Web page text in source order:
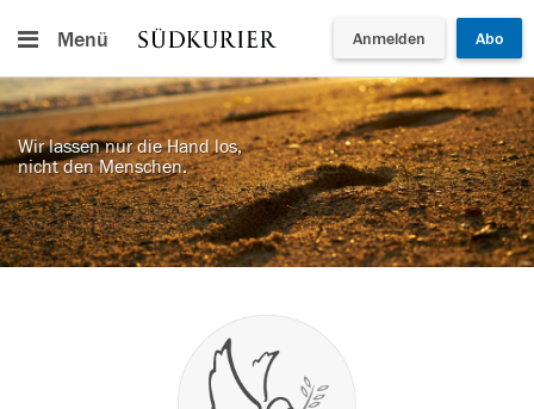
Menü Anmelden Abo
Wir lassen nur die Hand los,
nicht den Menschen.